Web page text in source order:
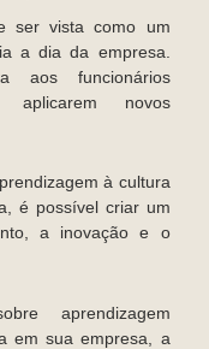
ser vista como um
a dia da empresa.
aos funcionários
aplicarem novos
à cultura
é possível criar um
a inovação e o
aprendizagem
em sua empresa, a